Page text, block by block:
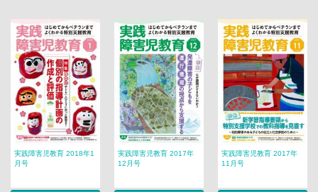
実践障害児教育 2018年1
月号
実践障害児教育 2017年
12月号
実践障害児教育 2017年
11月号